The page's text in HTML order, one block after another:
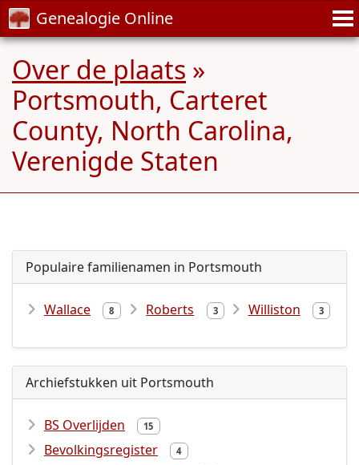
Genealogie Online
Over de plaats »
Portsmouth, Carteret
County, North Carolina,
Verenigde Staten
Populaire familienamen in Portsmouth
Wallace 8 Roberts 3 Williston 3
Archiefstukken uit Portsmouth
BS Overlijden 15
Bevolkingsregister 4